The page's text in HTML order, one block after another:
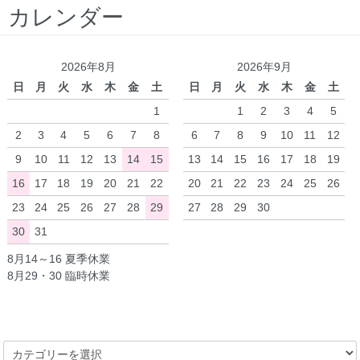
カレンダー
2026年8月
日
月 火 水 木 金
土
1
2
3 4 5 6 7
8
9
10 11 12 13 14
15
16
17 18 19 20 21
22
23
24 25 26 27 28
29
30
31
2026年9月
日
月 火 水 木 金
土
1
2 3 4
5
6
7 8 9 10 11
12
13
14 15 16 17 18
19
20
21 22 23 24 25
26
27
28 29 30
8月14～16 夏季休業
8月29・30 臨時休業